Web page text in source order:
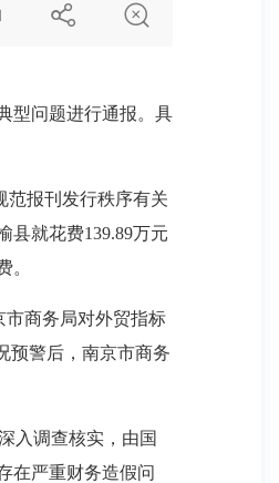
 
型问题进行通报。具
报刊发行秩序有关
县就花费139.89万元
。
商务局对外贸指标
预警后，南京市商务
入调查核实，由国
在严重财务造假问